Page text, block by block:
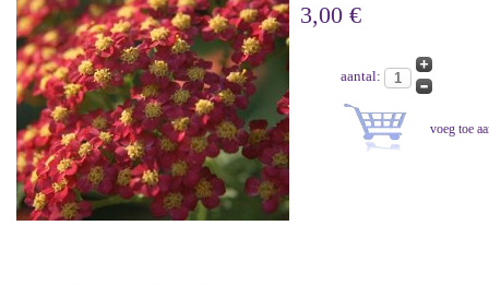
3,00 €
aantal: